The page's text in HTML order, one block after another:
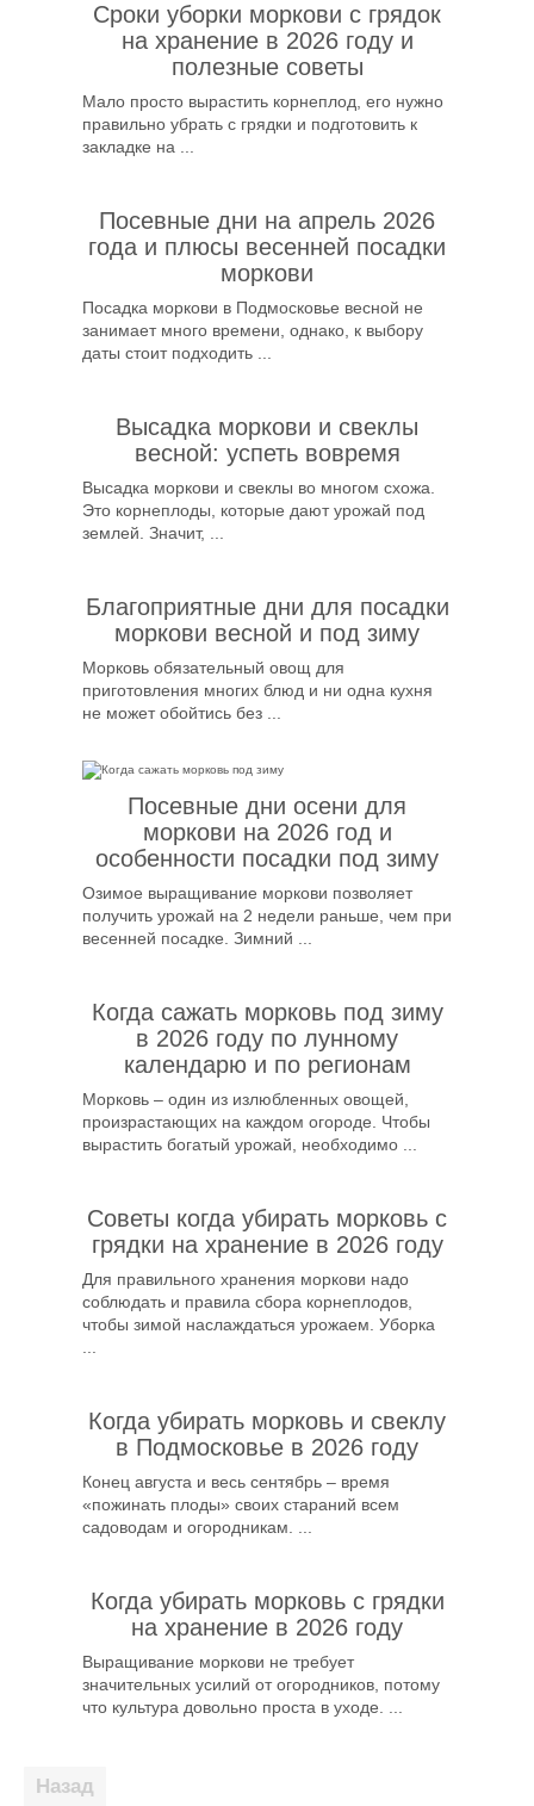
Сроки уборки моркови с грядок
на хранение в 2026 году и
полезные советы
Мало просто вырастить корнеплод, его нужно
правильно убрать с грядки и подготовить к
закладке на ...
Посевные дни на апрель 2026
года и плюсы весенней посадки
моркови
Посадка моркови в Подмосковье весной не
занимает много времени, однако, к выбору
даты стоит подходить ...
Высадка моркови и свеклы
весной: успеть вовремя
Высадка моркови и свеклы во многом схожа.
Это корнеплоды, которые дают урожай под
землей. Значит, ...
Благоприятные дни для посадки
моркови весной и под зиму
Морковь обязательный овощ для
приготовления многих блюд и ни одна кухня
не может обойтись без ...
Посевные дни осени для
моркови на 2026 год и
особенности посадки под зиму
Озимое выращивание моркови позволяет
получить урожай на 2 недели раньше, чем при
весенней посадке. Зимний ...
Когда сажать морковь под зиму
в 2026 году по лунному
календарю и по регионам
Морковь – один из излюбленных овощей,
произрастающих на каждом огороде. Чтобы
вырастить богатый урожай, необходимо ...
Советы когда убирать морковь с
грядки на хранение в 2026 году
Для правильного хранения моркови надо
соблюдать и правила сбора корнеплодов,
чтобы зимой наслаждаться урожаем. Уборка
Когда убирать морковь и свеклу
в Подмосковье в 2026 году
Конец августа и весь сентябрь – время
«пожинать плоды» своих стараний всем
садоводам и огородникам. ...
Когда убирать морковь с грядки
на хранение в 2026 году
Выращивание моркови не требует
значительных усилий от огородников, потому
что культура довольно проста в уходе. ...
записей